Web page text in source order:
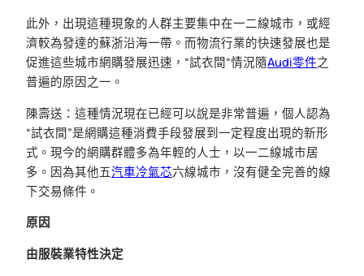
此外，出現這種現象的人群主要集中在一二線城市，或經
濟較為發達的蘇浙沿海一帶。而物流行業的快速發展也是
促進這些城市網購發展迅速，“試衣間“情況隨Audi零件之
普遍的原因之一。
陳壽送：這種情況現在已經可以說是非常普遍，個人認為
“試衣間”是網購這種消費手段發展到一定程度出現的新形
式。現今的網購群體多為年輕的人士，以一二線城市居
多。因為其他五汽車冷氣芯六線城市，沒有健全完善的線
下交易條件。
原因
由服裝業特性決定